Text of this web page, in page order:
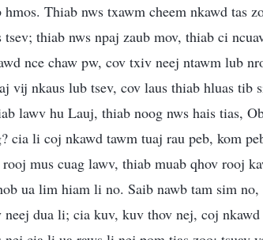
Thiab nws txawm cheem nkawd tas
thiab nws npaj zaub mov, thiab ci
nce chaw pw, cov txiv neej ntawm lub
vij nkaus lub tsev, cov laus thiab hluas tib
lawv hu Lauj, thiab noog nws hais tias,
cia li coj nkawd tawm tuaj rau peb, kom
mus cuag lawv, thiab muab qhov rooj
ua lim hiam li no. Saib nawb tam sim
dua li; cia kuv, kuv thov nej, coj nkawd